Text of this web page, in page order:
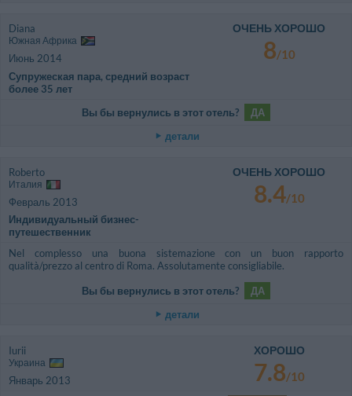
Diana
Южная Африка
Июнь 2014
Супружеская пара, средний возраст
более 35 лет
ОЧЕНЬ ХОРОШО
8/10
Вы бы вернулись в этот отель?
ДА
детали
Roberto
Италия
Февраль 2013
Индивидуальный бизнес-
путешественник
ОЧЕНЬ ХОРОШО
8.4/10
Nel complesso una buona sistemazione con un buon rapporto
qualità/prezzo al centro di Roma. Assolutamente consigliabile.
Вы бы вернулись в этот отель?
ДА
детали
Iurii
Украина
Январь 2013
ХОРОШО
7.8/10